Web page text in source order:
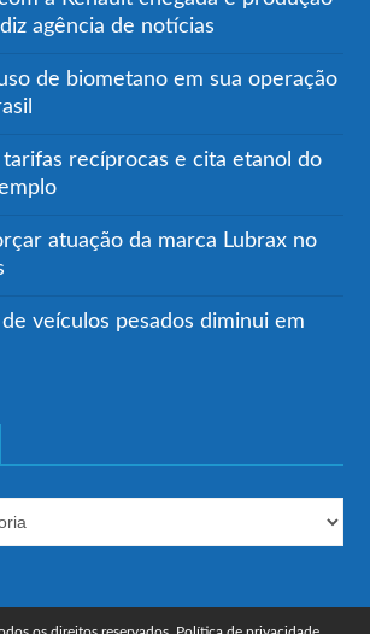
agência de notícias
de biometano em sua operação
recíprocas e cita etanol do
atuação da marca Lubrax no
veículos pesados diminui em
os direitos reservados. Política de privacidade.